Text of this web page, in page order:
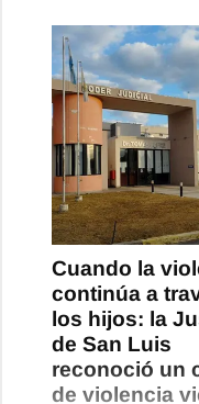
Cuando la
continúa a
los hijos: la
de San Luis
reconoció un
de violencia